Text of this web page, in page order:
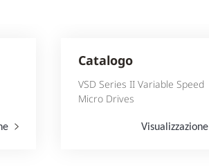
Catalogo
VSD Series II Variable Speed
Micro Drives
Visualizzazione